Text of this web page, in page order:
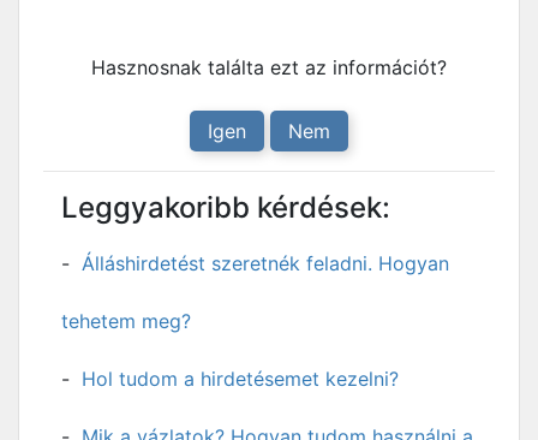
Hasznosnak találta ezt az információt?
Igen Nem
Leggyakoribb kérdések:
Álláshirdetést szeretnék feladni. Hogyan
tehetem meg?
Hol tudom a hirdetésemet kezelni?